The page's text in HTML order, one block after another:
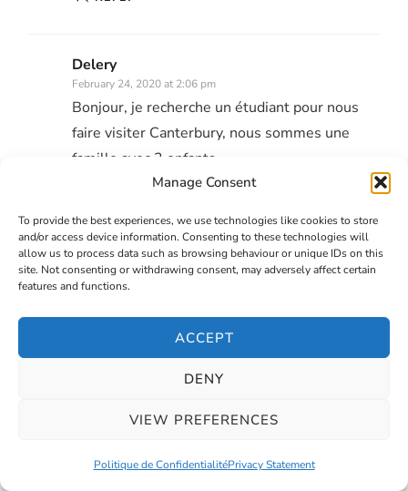
Manage Consent
To provide the best experiences, we use technologies like cookies to store
and/or access device information. Consenting to these technologies will
allow us to process data such as browsing behaviour or unique IDs on this
site. Not consenting or withdrawing consent, may adversely affect certain
features and functions.
ACCEPT
DENY
VIEW PREFERENCES
Politique de ConfidentialitéPrivacy Statement
Delery
February 24, 2020 at 2:06 pm
Bonjour, je recherche un étudiant pour nous
faire visiter Canterbury, nous sommes une
famille avec 3 enfants.